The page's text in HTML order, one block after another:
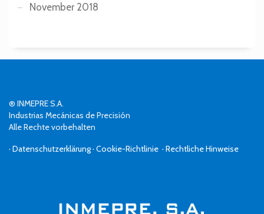
November 2018
® INMEPRE S.A.
Industrias Mecánicas de Precisión
Alle Rechte vorbehalten
· Datenschutzerklärung· Cookie-Richtlinie · Rechtliche Hinweise